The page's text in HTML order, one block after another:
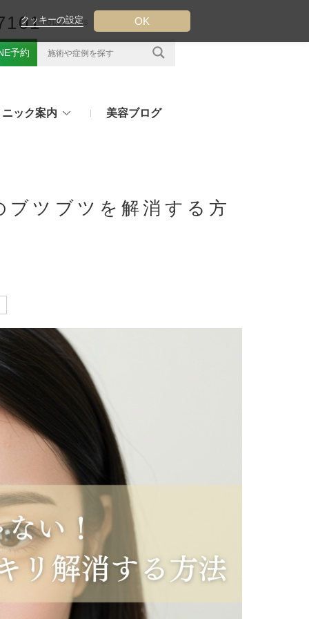
FOLLOW US
予約
注射・点滴治療
クリニック専売のスキンケアやなど
（TESS LIFT）
グリフト（ウルトラVリフト）
ク（後天性眼瞼下垂の点眼治療）
り（経結膜的下眼瞼脱脂術）
眉下リフト）
術
ゼ（隆鼻術）
（鼻尖縮小術）
肪溶解注射
ニック案内 美容ブログ
ツブツを解消する方
クッキーの設定 OK